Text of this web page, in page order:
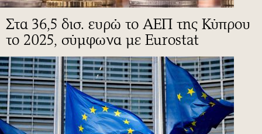
Στα 36,5 δισ. ευρώ το ΑΕΠ της Κύπρου
το 2025, σύμφωνα με Eurostat